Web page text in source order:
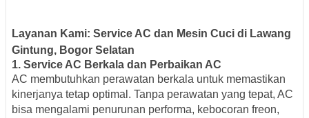
Layanan Kami: Service AC dan Mesin Cuci di Lawang
Gintung, Bogor Selatan
1. Service AC Berkala dan Perbaikan AC
AC membutuhkan perawatan berkala untuk memastikan
kinerjanya tetap optimal. Tanpa perawatan yang tepat, AC
bisa mengalami penurunan performa, kebocoran freon,